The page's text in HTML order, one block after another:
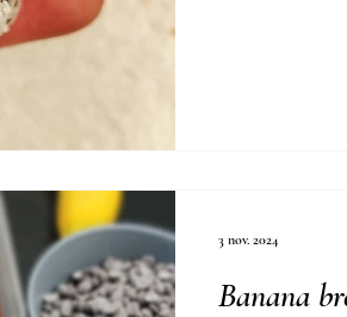
Banana
3 nov. 2024